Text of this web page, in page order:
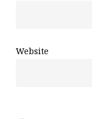
Website